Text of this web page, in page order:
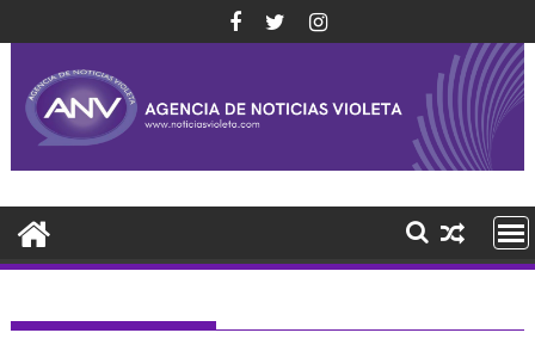
al
contenido